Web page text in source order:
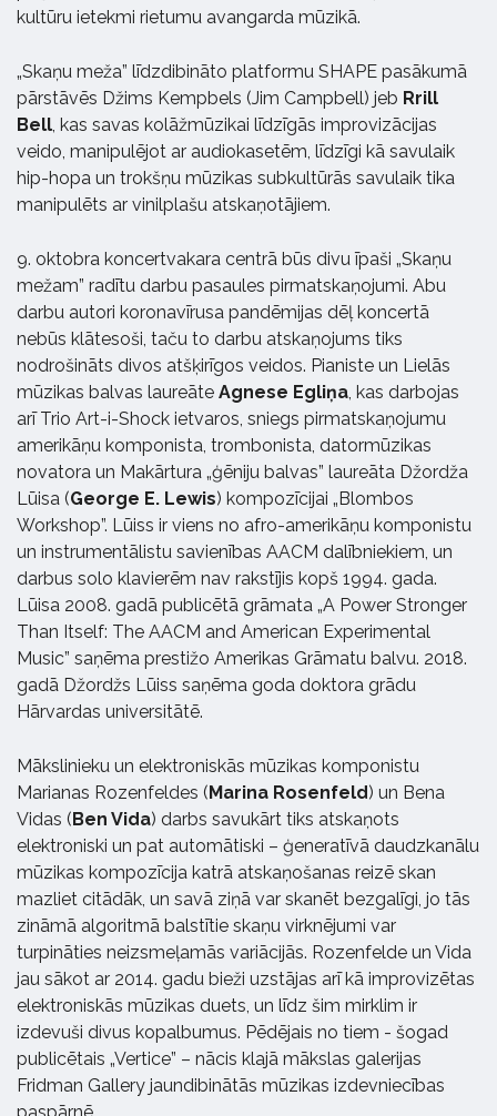
kultūru ietekmi rietumu avangarda mūzikā.
„Skaņu meža” līdzdibināto platformu SHAPE pasākumā
pārstāvēs Džims Kempbels (Jim Campbell) jeb Rrill
Bell , kas savas kolāžmūzikai līdzīgās improvizācijas
veido, manipulējot ar audiokasetēm, līdzīgi kā savulaik
hip-hopa un trokšņu mūzikas subkultūrās savulaik tika
manipulēts ar vinilplašu atskaņotājiem.
9. oktobra koncertvakara centrā būs divu īpaši „Skaņu
mežam” radītu darbu pasaules pirmatskaņojumi. Abu
darbu autori koronavīrusa pandēmijas dēļ koncertā
nebūs klātesoši, taču to darbu atskaņojums tiks
nodrošināts divos atšķirīgos veidos. Pianiste un Lielās
mūzikas balvas laureāte Agnese Egliņa , kas darbojas
arī Trio Art-i-Shock ietvaros, sniegs pirmatskaņojumu
amerikāņu komponista, trombonista, datormūzikas
novatora un Makārtura „ģēniju balvas” laureāta Džordža
Lūisa (George E. Lewis) kompozīcijai „Blombos
Workshop”. Lūiss ir viens no afro-amerikāņu komponistu
un instrumentālistu savienības AACM dalībniekiem, un
darbus solo klavierēm nav rakstījis kopš 1994. gada.
Lūisa 2008. gadā publicētā grāmata „A Power Stronger
Than Itself: The AACM and American Experimental
Music” saņēma prestižo Amerikas Grāmatu balvu. 2018.
gadā Džordžs Lūiss saņēma goda doktora grādu
Hārvardas universitātē.
Mākslinieku un elektroniskās mūzikas komponistu
Marianas Rozenfeldes (Marina Rosenfeld) un Bena
Vidas (Ben Vida) darbs savukārt tiks atskaņots
elektroniski un pat automātiski – ģeneratīvā daudzkanālu
mūzikas kompozīcija katrā atskaņošanas reizē skan
mazliet citādāk, un savā ziņā var skanēt bezgalīgi, jo tās
zināmā algoritmā balstītie skaņu virknējumi var
turpināties neizsmeļamās variācijās. Rozenfelde un Vida
jau sākot ar 2014. gadu bieži uzstājas arī kā improvizētas
elektroniskās mūzikas duets, un līdz šim mirklim ir
izdevuši divus kopalbumus. Pēdējais no tiem - šogad
publicētais „Vertice” – nācis klajā mākslas galerijas
Fridman Gallery jaundibinātās mūzikas izdevniecības
paspārnē.